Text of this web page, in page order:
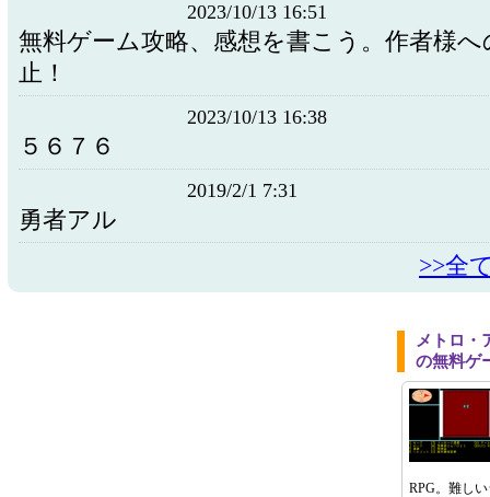
2023/10/13 16:51
無料ゲーム攻略、感想を書こう。作者様へ
止！
2023/10/13 16:38
５６７６
2019/2/1 7:31
勇者アル
>>全
メトロ・
の無料ゲ
RPG。難し